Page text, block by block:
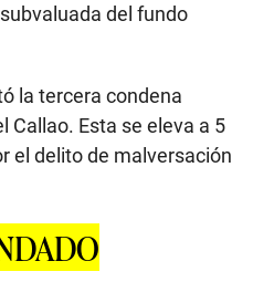
del fundo
la tercera condena
Callao. Esta se eleva a 5
el delito de malversación